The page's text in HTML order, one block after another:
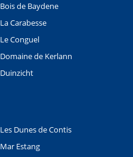
Bois de Baydene
La Carabesse
Le Conguel
Domaine de Kerlann
Duinzicht
Les Dunes de Contis
Mar Estang